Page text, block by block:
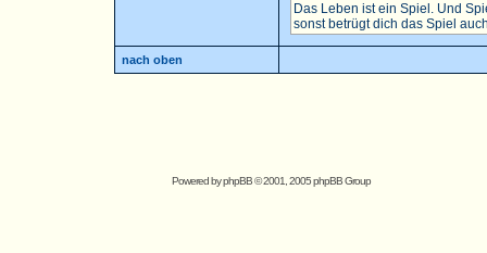
Das Leben ist ein Spiel. Und
sonst betrügt dich das Spiel
nach oben
Powered byphpBB© 2001, 2005 phpBB Group